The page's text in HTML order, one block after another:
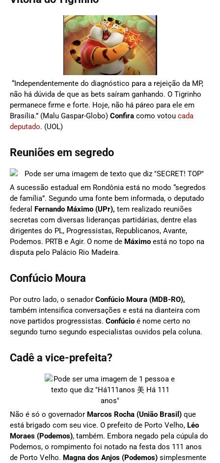
“Independentemente do diagnóstico para a rejeição da MP,
não há dúvida de que as bets saíram ganhando. O Tigrinho
permanece firme e forte. Hoje, não há páreo para ele em
Brasília.” (Malu Gaspar-Globo) Confira como votou cada
deputado. (UOL)
Reuniões em segredo
A sucessão estadual em Rondônia está no modo “segredos
de família”. Segundo uma fonte bem informada, o deputado
federal
Fernando Máximo (UPr), tem realizado reuniões
secretas com diversas lideranças partidárias, dentre elas
dirigentes do PL, Progressistas, Republicanos, Avante,
Podemos. PRTB e Agir. O nome de Máximo está no topo na
disputa pelo Palácio Rio Madeira.
Confúcio Moura
Por outro lado, o senador Confúcio Moura (MDB-RO),
também intensifica conversações e está na dianteira com
nove partidos progressistas. Confúcio é nome certo no
segundo turno segundo especialistas ouvidos pela coluna.
Cadê a vice-prefeita?
Não é só o governador Marcos Rocha (União Brasil) que
está brigado com seu vice. O prefeito de Porto Velho, Léo
Moraes (Podemos), também. Embora negado pela cúpula do
Podemos, o rompimento foi notado na festa dos 111 anos
de Porto Velho. Magna dos Anjos (Podemos) simplesmente